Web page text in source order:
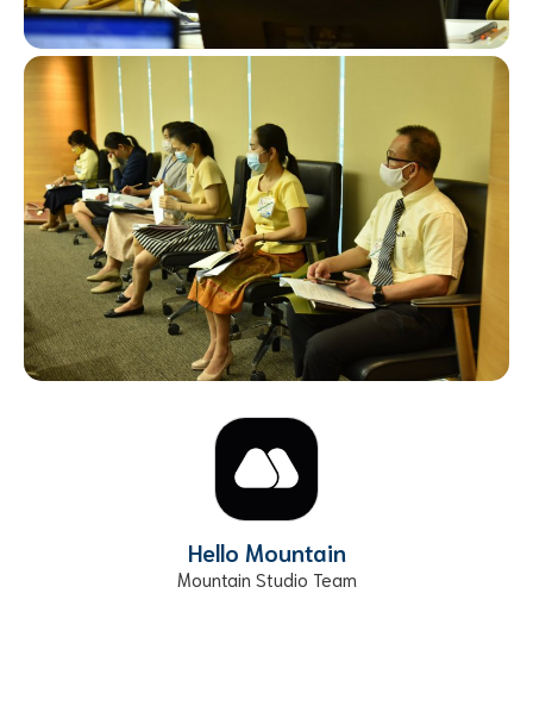
Hello Mountain
Mountain Studio Team